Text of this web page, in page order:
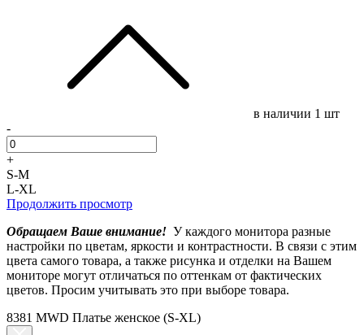
в наличии 1 шт
-
+
S-M
L-XL
Продолжить просмотр
Обращаем Ваше внимание! У каждого монитора разные
настройки по цветам, яркости и контрастности. В связи с этим
цвета самого товара, а также рисунка и отделки на Вашем
мониторе могут отличаться по оттенкам от фактических
цветов. Просим учитывать это при выборе товара.
8381 MWD Платье женское (S-XL)